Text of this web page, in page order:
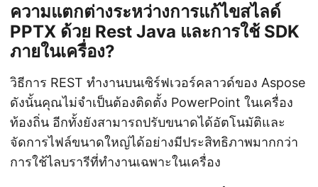
ความแตกต่างระหว่างการแก้ไขสไลด์
PPTX ด้วย Rest Java และการใช้ SDK
ภายในเครื่อง?
วิธีการ REST ทำงานบนเซิร์ฟเวอร์คลาวด์ของ Aspose
ดังนั้นคุณไม่จำเป็นต้องติดตั้ง PowerPoint ในเครื่อง
ท้องถิ่น อีกทั้งยังสามารถปรับขนาดได้อัตโนมัติและ
จัดการไฟล์ขนาดใหญ่ได้อย่างมีประสิทธิภาพมากกว่า
การใช้ไลบรารีที่ทำงานเฉพาะในเครื่อง